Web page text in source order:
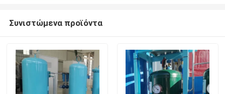
Συνιστώμενα προϊόντα